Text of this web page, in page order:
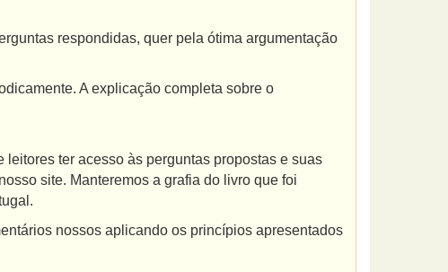
respondidas, quer pela ótima argumentação
A explicação completa sobre o
ter acesso às perguntas propostas e suas
site. Manteremos a grafia do livro que foi
nossos aplicando os princípios apresentados